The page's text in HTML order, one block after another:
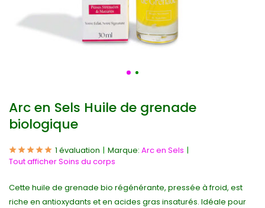
Arc en Sels Huile de grenade
biologique
1 évaluation Marque: Arc en Sels
Tout afficher Soins du corps
Cette huile de grenade bio régénérante, pressée à froid, est
riche en antioxydants et en acides gras insaturés. Idéale pour